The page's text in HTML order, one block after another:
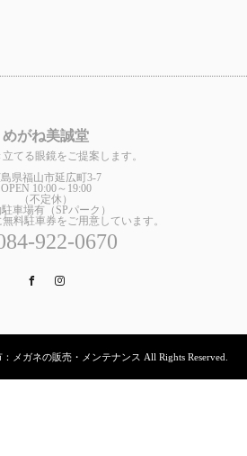
めがね美誠堂
てる眼鏡をご提案します。
県福山市延広町3-7
OPEN 10:00～19:00
（不定休）
車場有（SPパーク）
料駐車券をご用意しています。
922-0670
Facebook
メガネの販売・メンテナンス All Rights Reserved.